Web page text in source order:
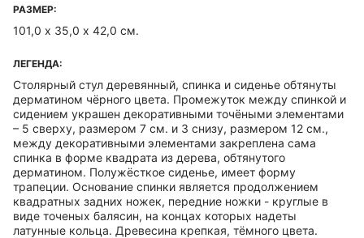
РАЗМЕР:
101,0 х 35,0 х 42,0 см.
ЛЕГЕНДА:
Столярный стул деревянный, спинка и сиденье обтянуты
дерматином чёрного цвета. Промежуток между спинкой и
сидением украшен декоративными точёными элементами
– 5 сверху, размером 7 см. и 3 снизу, размером 12 см.,
между декоративными элементами закреплена сама
спинка в форме квадрата из дерева, обтянутого
дерматином. Полужёсткое сиденье, имеет форму
трапеции. Основание спинки является продолжением
квадратных задних ножек, передние ножки - круглые в
виде точеных балясин, на концах которых надеты
латунные кольца. Древесина крепкая, тёмного цвета.